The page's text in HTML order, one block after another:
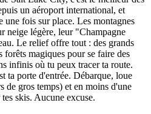
un aéroport international, et
une fois sur place. Les montagnes
neige légère, leur "Champagne
Le relief offre tout : des grands
forêts magiques pour se faire des
infinis où tu peux tracer ta route.
ta porte d'entrée. Débarque, loue
de gros temps) et en moins d'une
skis. Aucune excuse.